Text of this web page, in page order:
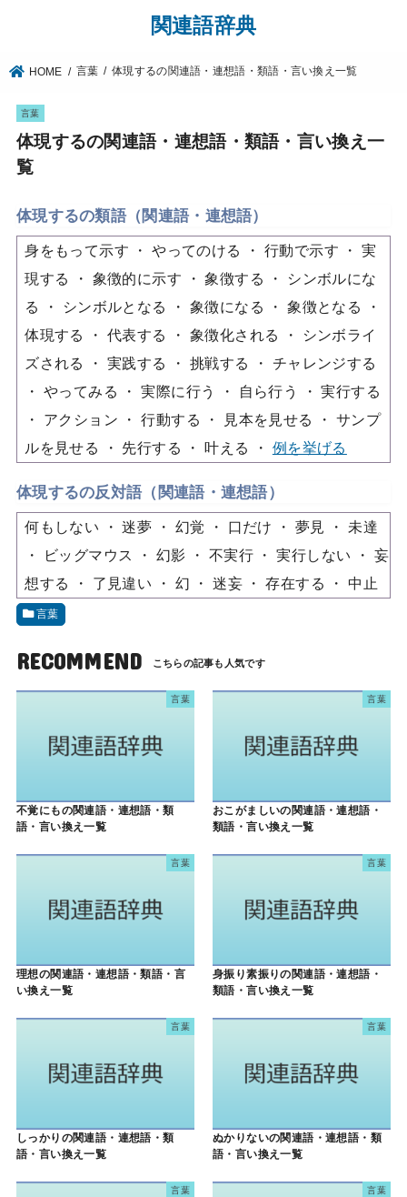
関連語辞典
HOME 言葉 体現するの関連語・連想語・類語・言い換え一覧
言葉
体現するの関連語・連想語・類語・言い換え一
覧
体現するの類語（関連語・連想語）
身をもって示す やってのける 行動で示す
実
現する
象徴的に示す 象徴する
シンボルにな
る
シンボルとなる 象徴になる
象徴となる
体現する
代表する 象徴化される
シンボライ
ズされる
実践する 挑戦する
チャレンジする
やってみる
実際に行う 自ら行う
実行する
アクション
行動する 見本を見せる
サンプ
ルを見せる
先行する 叶える 例を挙げる
体現するの反対語（関連語・連想語）
何もしない 迷夢 幻覚 口だけ 夢見
未達
ビッグマウス
幻影 不実行 実行しない
妄
想する
了見違い 幻 迷妄 存在する 中止
言葉
RECOMMEND
言葉
不覚にもの関連語・連想語・類
語・言い換え一覧
言葉
おこがましいの関連語・連想語・
類語・言い換え一覧
言葉
理想の関連語・連想語・類語・言
い換え一覧
言葉
身振り素振りの関連語・連想語・
類語・言い換え一覧
言葉
しっかりの関連語・連想語・類
語・言い換え一覧
言葉
ぬかりないの関連語・連想語・類
語・言い換え一覧
言葉 言葉